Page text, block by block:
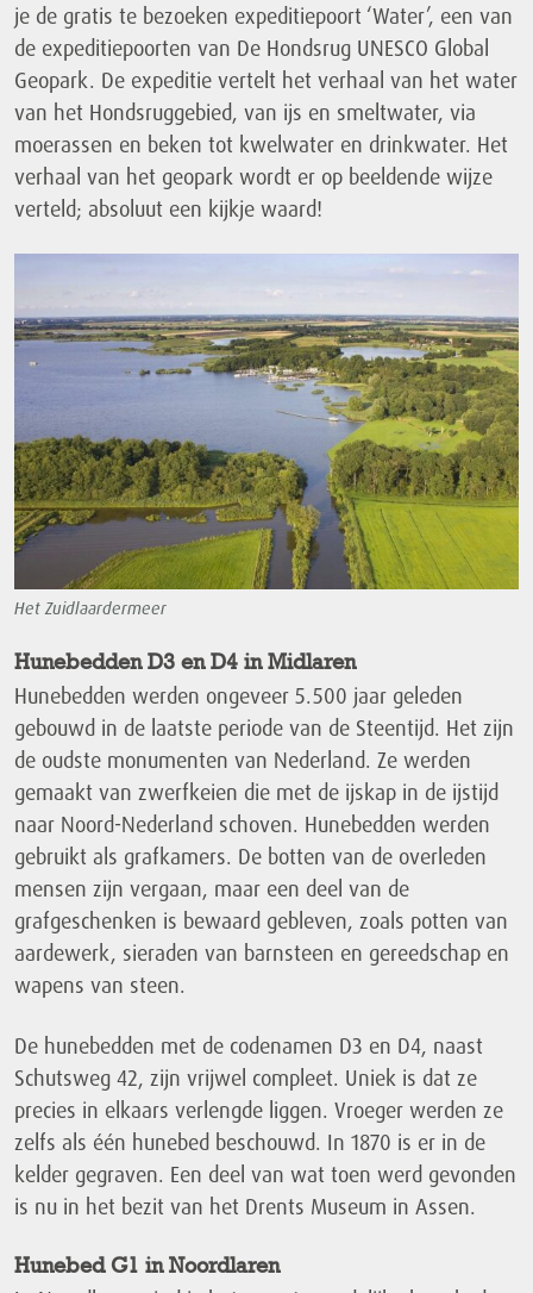
je de gratis te bezoeken expeditiepoort ‘Water’, een van
de expeditiepoorten van De Hondsrug UNESCO Global
Geopark. De expeditie vertelt het verhaal van het water
van het Hondsruggebied, van ijs en smeltwater, via
moerassen en beken tot kwelwater en drinkwater. Het
verhaal van het geopark wordt er op beeldende wijze
verteld; absoluut een kijkje waard!
Het Zuidlaardermeer
Hunebedden D3 en D4 in Midlaren
Hunebedden werden ongeveer 5.500 jaar geleden
gebouwd in de laatste periode van de Steentijd. Het zijn
de oudste monumenten van Nederland. Ze werden
gemaakt van zwerfkeien die met de ijskap in de ijstijd
naar Noord-Nederland schoven. Hunebedden werden
gebruikt als grafkamers. De botten van de overleden
mensen zijn vergaan, maar een deel van de
grafgeschenken is bewaard gebleven, zoals potten van
aardewerk, sieraden van barnsteen en gereedschap en
wapens van steen.
De hunebedden met de codenamen D3 en D4, naast
Schutsweg 42, zijn vrijwel compleet. Uniek is dat ze
precies in elkaars verlengde liggen. Vroeger werden ze
zelfs als één hunebed beschouwd. In 1870 is er in de
kelder gegraven. Een deel van wat toen werd gevonden
is nu in het bezit van het Drents Museum in Assen.
Hunebed G1 in Noordlaren